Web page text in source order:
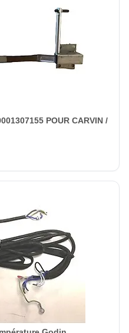
POUR CARVIN /